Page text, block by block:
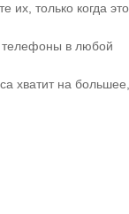
их, только когда это
телефоны в любой
хватит на большее,